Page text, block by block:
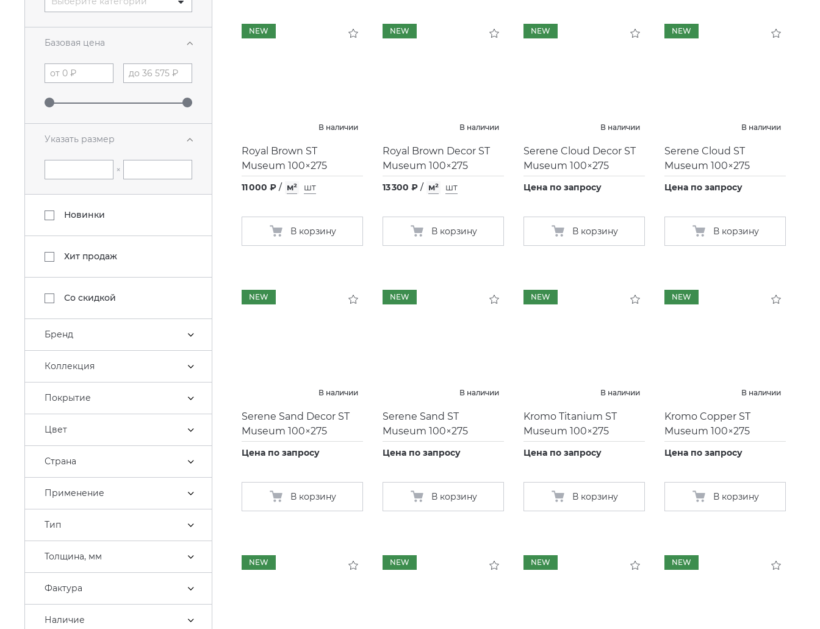
Базовая цена
Указать размер
×
Новинки
Хит продаж
Со скидкой
Бренд
Коллекция
Покрытие
Цвет
Страна
Применение
Тип
Толщина, мм
Фактура
Наличие
NEW
В наличии
Royal Brown ST
Museum 100×275
11 000 ₽ / м² шт
В корзину
NEW
В наличии
Royal Brown Decor ST
Museum 100×275
13 300 ₽ / м² шт
В корзину
NEW
В наличии
Serene Cloud Decor ST
Museum 100×275
Цена по запросу
В корзину
NEW
В наличии
Serene Cloud ST
Museum 100×275
Цена по запросу
В корзину
NEW
В наличии
Serene Sand Decor ST
Museum 100×275
Цена по запросу
В корзину
NEW
В наличии
Serene Sand ST
Museum 100×275
Цена по запросу
В корзину
NEW
В наличии
Kromo Titanium ST
Museum 100×275
Цена по запросу
В корзину
NEW
В наличии
Kromo Copper ST
Museum 100×275
Цена по запросу
В корзину
NEW NEW NEW NEW